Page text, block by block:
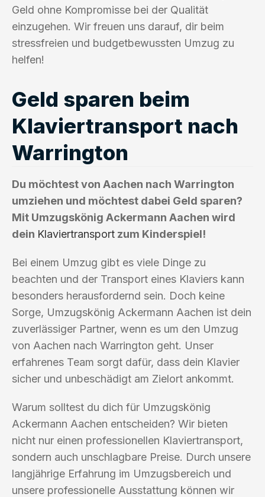
Geld ohne Kompromisse bei der Qualität
einzugehen. Wir freuen uns darauf, dir beim
stressfreien und budgetbewussten Umzug zu
helfen!
Geld sparen beim
Klaviertransport nach
Warrington
Du möchtest von Aachen nach Warrington
umziehen und möchtest dabei Geld sparen?
Mit Umzugskönig Ackermann Aachen wird
dein Klaviertransport zum Kinderspiel!
Bei einem Umzug gibt es viele Dinge zu
beachten und der Transport eines Klaviers kann
besonders herausfordernd sein. Doch keine
Sorge, Umzugskönig Ackermann Aachen ist dein
zuverlässiger Partner, wenn es um den Umzug
von Aachen nach Warrington geht. Unser
erfahrenes Team sorgt dafür, dass dein Klavier
sicher und unbeschädigt am Zielort ankommt.
Warum solltest du dich für Umzugskönig
Ackermann Aachen entscheiden? Wir bieten
nicht nur einen professionellen Klaviertransport,
sondern auch unschlagbare Preise. Durch unsere
langjährige Erfahrung im Umzugsbereich und
unsere professionelle Ausstattung können wir